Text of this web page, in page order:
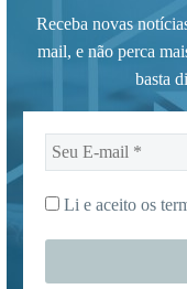
Receba novas
mail, e não perca
basta
Seu
E-
mail
*
Li e aceito os